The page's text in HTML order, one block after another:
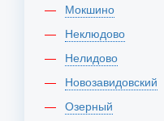
Мокшино
Неклюдово
Нелидово
Новозавидовский
Озерный